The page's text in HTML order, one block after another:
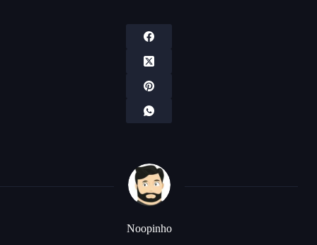
Noopinho